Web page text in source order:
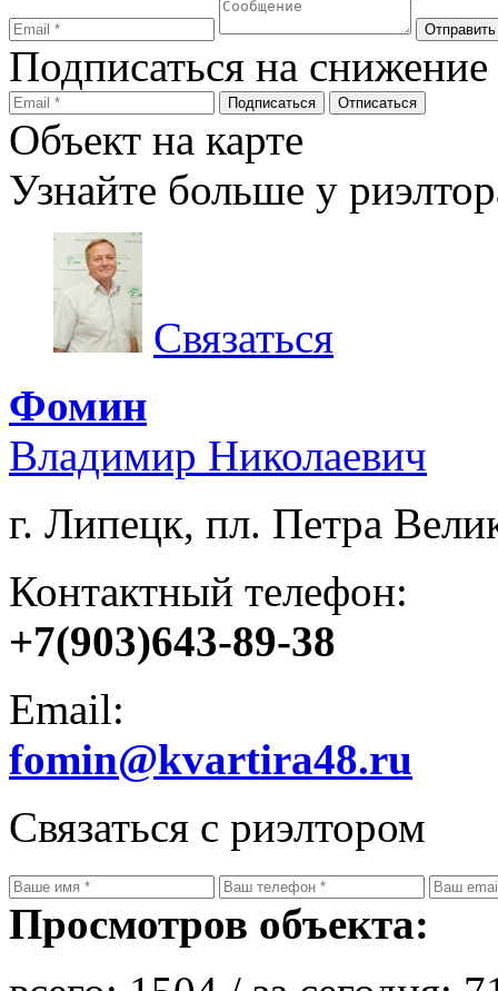
Подписаться на
Объект на карте
Узнайте больше у
Связаться
Фомин
Владимир Николаевич
г. Липецк, пл. Петра
Контактный телефон:
+7(903)643-89-38
Email:
fomin@kvartira48.ru
Связаться с риэлтором
Просмотров объекта: